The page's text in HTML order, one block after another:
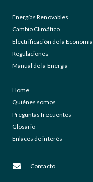
Energías Renovables
Cambio Climático
Electrificación de la Economía
Regulaciones
Manual de la Energía
Home
Quiénes somos
Preguntas frecuentes
Glosario
Enlaces de interés
Contacto